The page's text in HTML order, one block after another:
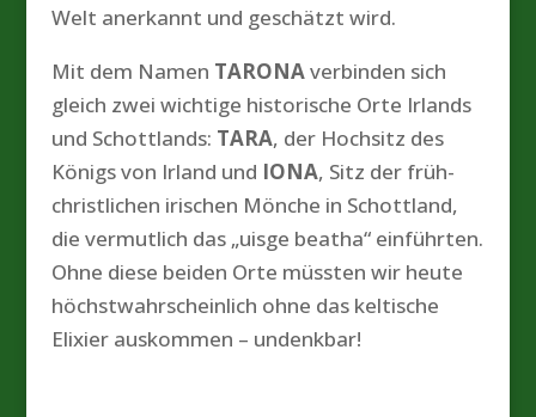
Welt anerkannt und geschätzt wird.
Mit dem Namen TARONAverbinden sich
gleich zwei wichtige historische Orte Irlands
und Schottlands: TARA, der Hochsitz des
Königs von Irland und IONA, Sitz der früh-
christlichen irischen Mönche in Schottland,
die vermutlich das „uisge beatha“ einführten.
Ohne diese beiden Orte müssten wir heute
höchstwahrscheinlich ohne das keltische
Elixier auskommen – undenkbar!